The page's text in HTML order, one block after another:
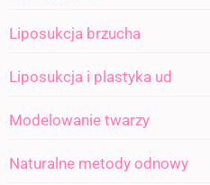
Liposukcja brzucha
Liposukcja i plastyka ud
Modelowanie twarzy
Naturalne metody odnowy